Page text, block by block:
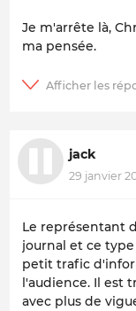
Je m'arrête là,
ma pensée.
jack
29 janvier
Le représentant
journal et ce
petit trafic
l'audience. Il est
avec plus de